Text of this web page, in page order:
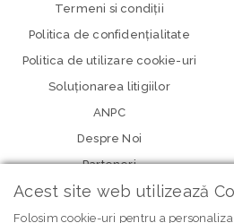
Termeni si condiţii
Politica de confidenţialitate
Politica de utilizare cookie-uri
Soluționarea litigiilor
ANPC
Despre Noi
Parteneri
Acest site web utilizează
Folosim cookie-uri pentru a